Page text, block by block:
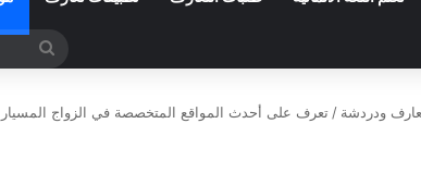
ودردشة / تعرف على أحدث المواقع المتخصصة في الزواج